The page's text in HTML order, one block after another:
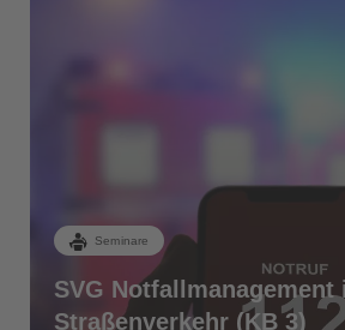
Seminare
SVG Notfallmanagement
Straßenverkehr (KB 3)